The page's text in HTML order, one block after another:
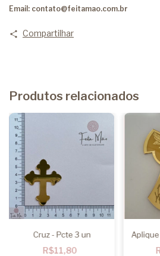
Email: contato@feitamao.com.br
Compartilhar
Produtos relacionados
Cruz - Pcte 3 un
R$11,80